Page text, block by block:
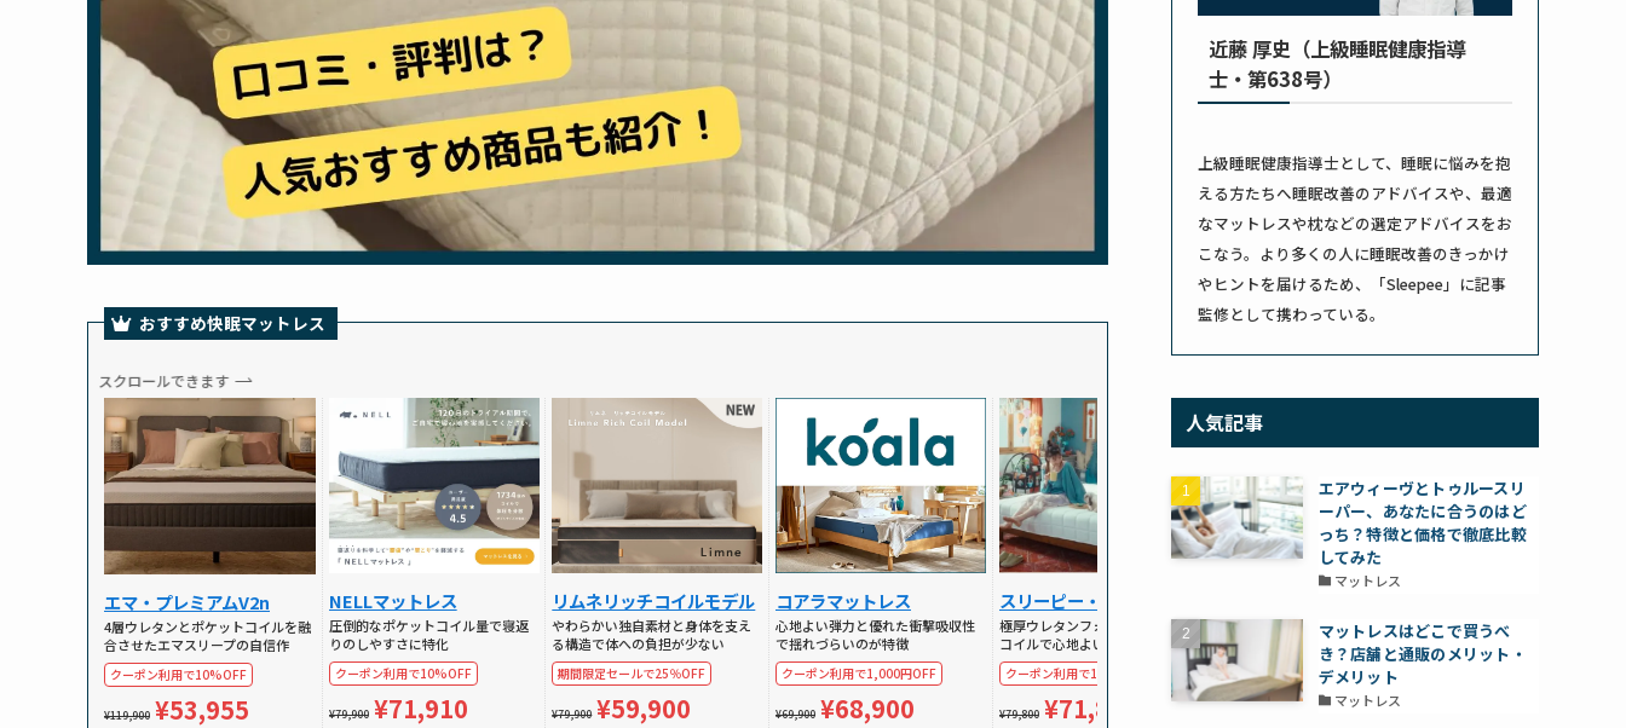
おすすめ快眠マットレス
スクロールできます
エマ・プレミアムV2n
4層ウレタンとポケットコイルを融
合させたエマスリープの自信作
クーポン利用で10%OFF
¥119,900 ¥53,955
NELLマットレス
圧倒的なポケットコイル量で寝返
りのしやすさに特化
クーポン利用で10%OFF
¥79,900 ¥71,910
リムネリッチコイルモデル
やわらかい独自素材と身体を支え
る構造で体への負担が少ない
期間限定セールで25％OFF
¥79,900 ¥59,900
コアラマットレス
心地よい弾力と優れた衝撃吸収性
で揺れづらいのが特徴
クーポン利用で1,000円OFF
¥69,900 ¥68,900
スリーピー・とうふ
極厚ウレタンフォームとポケット
コイルで心地よい寝心地を実現
クーポン利用で10%OFF
¥79,800 ¥71,820
近藤 厚史（上級睡眠健康指導
士・第638号）
上級睡眠健康指導士として、睡眠に悩みを抱
える方たちへ睡眠改善のアドバイスや、最適
なマットレスや枕などの選定アドバイスをお
こなう。より多くの人に睡眠改善のきっかけ
やヒントを届けるため、「Sleepee」に記事
監修として携わっている。
人気記事
エアウィーヴとトゥルースリ
ーパー、あなたに合うのはど
っち？特徴と価格で徹底比較
してみた
マットレス
マットレスはどこで買うべ
き？店舗と通販のメリット・
デメリット
マットレス